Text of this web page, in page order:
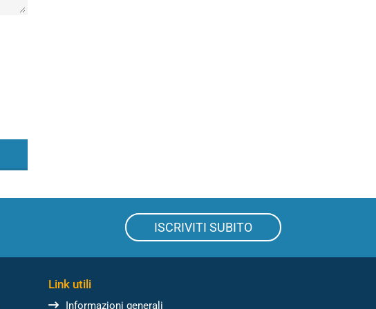
ISCRIVITI SUBITO
Link utili
Informazioni generali